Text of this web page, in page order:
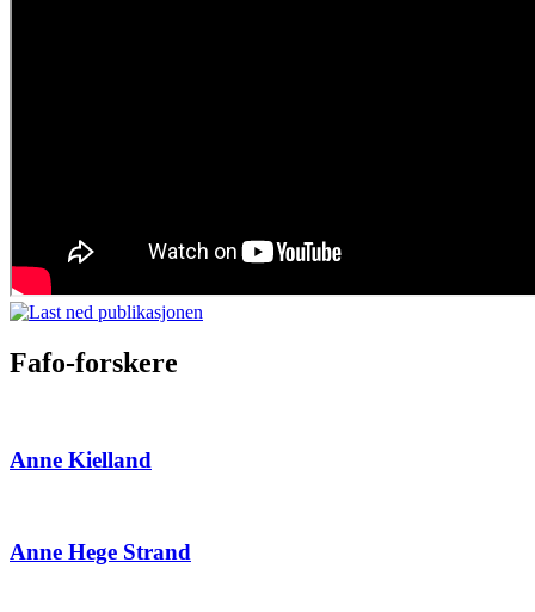
Fafo-forskere
Anne Kielland
Anne Hege Strand